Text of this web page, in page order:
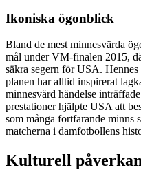
Ikoniska ögonblick
Bland de mest minnesvärda
mål under VM-finalen 2015,
säkra segern för USA.
planen har alltid inspirerat
minnesvärd händelse
prestationer hjälpte USA att
som många fortfarande minns
matcherna i damfotbollens
Kulturell